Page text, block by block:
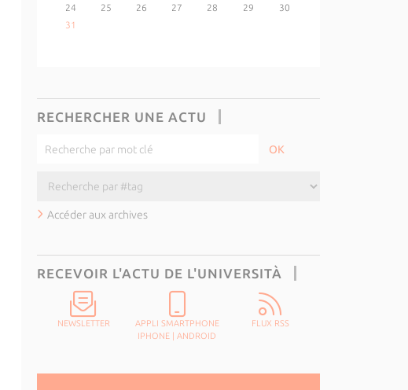
24
25 26 27 28 29
30
31
RECHERCHER UNE ACTU
Accéder aux archives
RECEVOIR L'ACTU DE L'UNIVERSITÀ
NEWSLETTER
APPLI SMARTPHONE
IPHONE |ANDROID
FLUX RSS